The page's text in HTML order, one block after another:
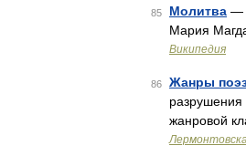
85 Молитва —
Мария
Википедия
86 Жанры
разрушения
жанровой